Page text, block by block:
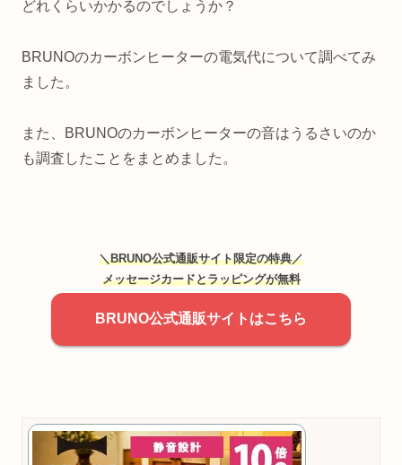
どれくらいかかるのでしょうか？
BRUNOのカーボンヒーターの電気代について調べてみ
ました。
また、BRUNOのカーボンヒーターの音はうるさいのか
も調査したことをまとめました。
＼BRUNO公式通販サイト限定の特典／
メッセージカードとラッピングが無料
BRUNO公式通販サイトはこちら